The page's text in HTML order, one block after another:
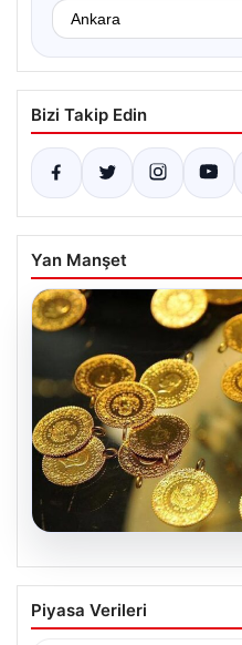
Bizi Takip Edin
Yan Manşet
06.08.2026
Altın fiyatları canlı
fiyatları bugün ne
Piyasa Verileri